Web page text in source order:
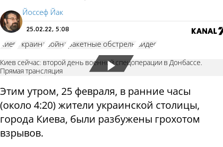
Йоссеф Йак
25.02.22, 5:08
Киев Украина война ракетные обстрелы видео
Киев сейчас: второй день военной спецоперации в Донбассе.
Прямая трансляция
Этим утром, 25 февраля, в ранние часы
(около 4:20) жители украинской столицы,
города Киева, были разбужены грохотом
взрывов.